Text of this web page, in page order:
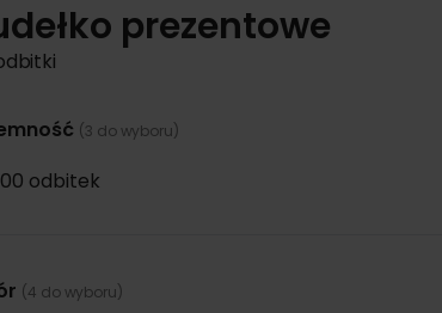
prezentowe
(3 do wyboru)
odbitek
(4 do wyboru)